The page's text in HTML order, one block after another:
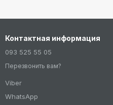
Контактная информация
093 525 55 05
Перезвонить вам?
Viber
WhatsApp